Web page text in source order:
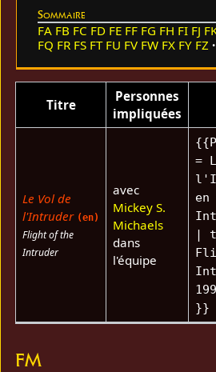
Sommaire
FA FB FC FD FE FF FG FH FI FJ
FQ FR FS FT FU FV FW FX FY FZ
Titre
Personnes
impliquées
Le Vol de
l'Intruder (en)
Flight of the
Intruder
avec
Mickey S.
Michaels
dans
l'équipe
=
|
}}
FM